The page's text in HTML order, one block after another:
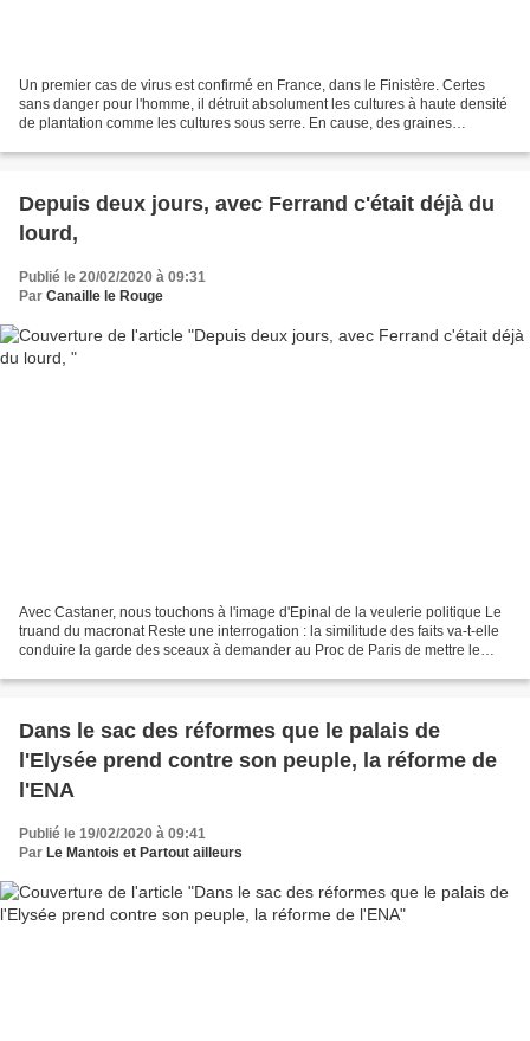
Un premier cas de virus est confirmé en France, dans le Finistère. Certes
sans danger pour l'homme, il détruit absolument les cultures à haute densité
de plantation comme les cultures sous serre. En cause, des graines
Depuis deux jours, avec Ferrand c'était déjà du
lourd,
Publié le 20/02/2020 à 09:31
Par Canaille le Rouge
Avec Castaner, nous touchons à l'image d'Epinal de la veulerie politique Le
truand du macronat Reste une interrogation : la similitude des faits va-t-elle
conduire la garde des sceaux à demander au Proc de Paris de mettre le
Dans le sac des réformes que le palais de
l'Elysée prend contre son peuple, la réforme de
l'ENA
Publié le 19/02/2020 à 09:41
Par Le Mantois et Partout ailleurs